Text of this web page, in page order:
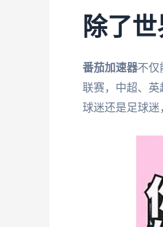
除了
番茄加速器不仅
联赛，中超、英
球迷还是足球迷